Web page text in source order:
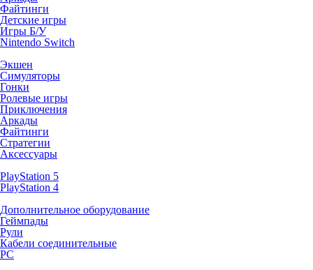
Файтинги
Детские игры
Игры Б/У
Nintendo Switch
Экшен
Симуляторы
Гонки
Ролевые игры
Приключения
Аркады
Файтинги
Стратегии
Аксессуары
PlayStation 5
PlayStation 4
Дополнительное оборудование
Геймпады
Рули
Кабели соединительные
PC